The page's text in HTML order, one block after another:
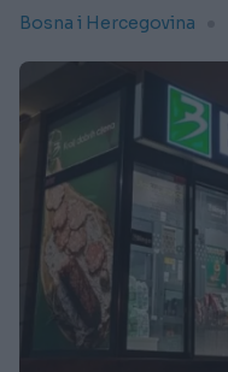
Bosna i Hercegovina